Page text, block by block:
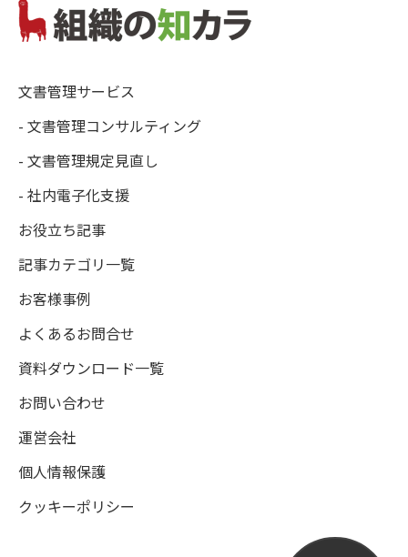
文書管理サービス
- 文書管理コンサルティング
- 文書管理規定見直し
- 社内電子化支援
お役立ち記事
記事カテゴリ一覧
お客様事例
よくあるお問合せ
資料ダウンロード一覧
お問い合わせ
運営会社
個人情報保護
クッキーポリシー